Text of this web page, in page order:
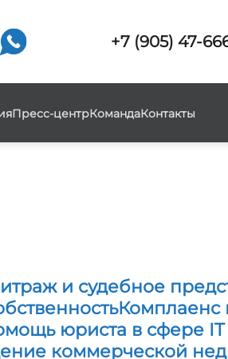
+7 (905) 47-
Пресс-центрКомандаКонтакты
и судебное
Комплаенс
юриста в сфере IT
коммерческой